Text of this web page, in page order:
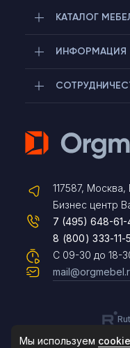
КАТАЛОГ
ИНФОРМАЦИЯ
117587,
Бизнес центр
С 09-30 до 18-
7 (495) 648-61-
8 (800) 333-11-
Max
Чат на
8
По
Мы используем